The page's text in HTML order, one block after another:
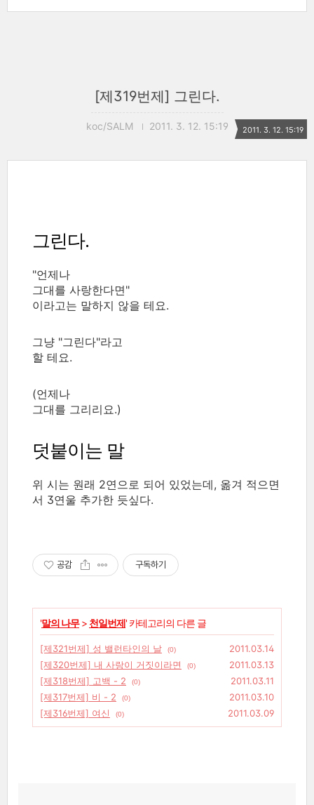
[제319번제] 그린다.
koc/SALM 2011. 3. 12. 15:19 2011. 3. 12. 15:19
그린다.
"언제나
그대를 사랑한다면"
이라고는 말하지 않을 테요.
그냥 "그린다"라고
할 테요.
(언제나
그대를 그리리요.)
덧붙이는 말
위 시는 원래 2연으로 되어 있었는데, 옮겨 적으면
서 3연울 추가한 듯싶다.
공감 구독하기
'말의 나무> 천일번제' 카테고리의 다른 글
[제321번제] 성 밸런타인의 날 (0)
2011.03.14
[제320번제] 내 사랑이 거짓이라면
(0)
2011.03.13
[제318번제] 고백 - 2
(0)
2011.03.11
[제317번제] 비 - 2
(0)
2011.03.10
[제316번제] 여신
(0) 2011.03.09